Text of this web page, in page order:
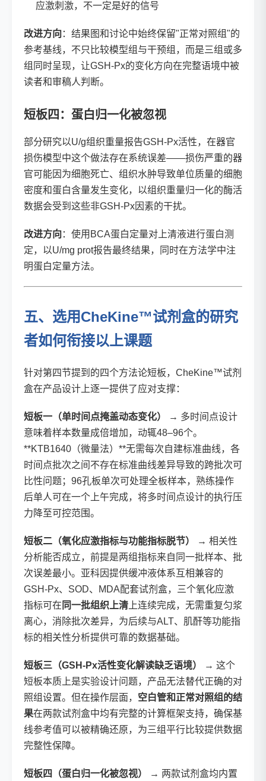
应激刺激，不一定是好的信号
改进方向 ：结果图和讨论中始终保留"正常对照组"的
参考基线，不只比较模型组与干预组，而是三组或多
组同时呈现，让GSH-Px的变化方向在完整语境中被
读者和审稿人判断。
短板四：蛋白归一化被忽视
部分研究以U/g组织重量报告GSH-Px活性，在器官
损伤模型中这个做法存在系统误差——损伤严重的器
官可能因为细胞死亡、组织水肿导致单位质量的细胞
密度和蛋白含量发生变化，以组织重量归一化的酶活
数据会受到这些非GSH-Px因素的干扰。
改进方向 ：使用BCA蛋白定量对上清液进行蛋白测
定，以U/mg prot报告最终结果，同时在方法学中注
明蛋白定量方法。
五、选用CheKine™试剂盒的研究
者如何衔接以上课题
针对第四节提到的四个方法论短板，CheKine™试剂
盒在产品设计上逐一提供了应对支撑：
短板一（单时间点掩盖动态变化）
→ 多时间点设计
意味着样本数量成倍增加，动辄48–96个。
**KTB1640（微量法）**无需每次自建标准曲线，各
时间点批次之间不存在标准曲线差异导致的跨批次可
比性问题；96孔板单次可处理全板样本，熟练操作
后单人可在一个上午完成，将多时间点设计的执行压
力降至可控范围。
短板二（氧化应激指标与功能指标脱节）
→ 相关性
分析能否成立，前提是两组指标来自同一批样本、批
次误差最小。亚科因提供缓冲液体系互相兼容的
GSH-Px、SOD、MDA配套试剂盒，三个氧化应激
指标可在 同一批组织上清 上连续完成，无需重复匀浆
离心，消除批次差异，为后续与ALT、肌酐等功能指
标的相关性分析提供可靠的数据基础。
短板三（GSH-Px活性变化解读缺乏语境）
→ 这个
短板本质上是实验设计问题，产品无法替代正确的对
照组设置。但在操作层面， 空白管和正常对照组的结
果在两款试剂盒中均有完整的计算框架支持，确保基
线参考值可以被精确还原，为三组平行比较提供数据
完整性保障。
短板四（蛋白归一化被忽视）
→ 两款试剂盒均内置